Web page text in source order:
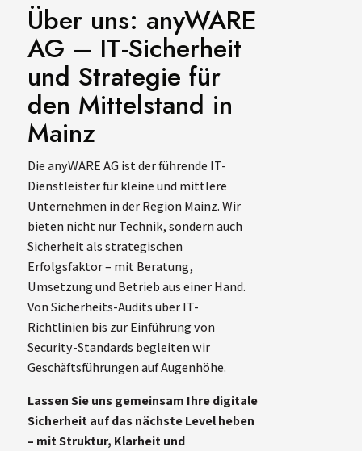
Über uns: anyWARE
AG – IT-Sicherheit
und Strategie für
den Mittelstand in
Mainz
Die anyWARE AG ist der führende IT-
Dienstleister für kleine und mittlere
Unternehmen in der Region Mainz. Wir
bieten nicht nur Technik, sondern auch
Sicherheit als strategischen
Erfolgsfaktor – mit Beratung,
Umsetzung und Betrieb aus einer Hand.
Von Sicherheits-Audits über IT-
Richtlinien bis zur Einführung von
Security-Standards begleiten wir
Geschäftsführungen auf Augenhöhe.
Lassen Sie uns gemeinsam Ihre digitale
Sicherheit auf das nächste Level heben
– mit Struktur, Klarheit und